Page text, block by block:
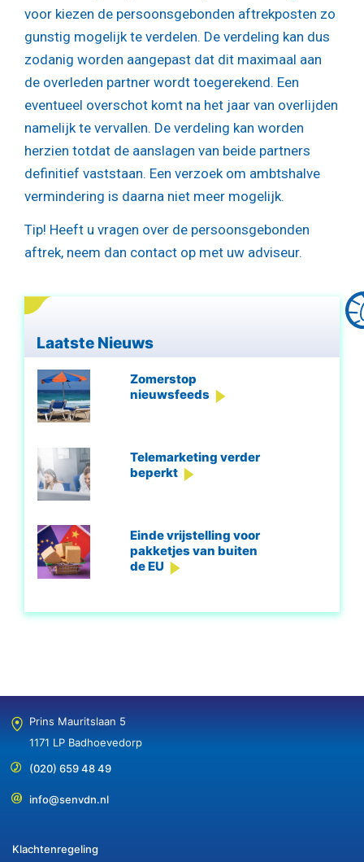
voor kiezen de persoonsgebonden aftrekposten zo
gunstig mogelijk te verdelen. De verdeling kan dus
zodanig worden aangepast dat dit maximaal aan
de overleden partner wordt toegerekend. Een
eventueel overschot komt na het jaar van overlijden
namelijk te vervallen. De verdeling kan worden
herzien totdat de aanslagen van beide partners
definitief vaststaan. Een verzoek om ambtshalve
vermindering is daarna niet meer mogelijk.
Tip! Heeft u vragen over de persoonsgebonden
aftrek, neem dan contact op met uw adviseur.
Laatste Nieuws
Zomerstop
nieuwsfeeds
Telemarketing verder
beperkt
Einde vrijstelling voor
pakketjes van buiten
de EU
Prins Mauritslaan 5
1171 LP Badhoevedorp
(020) 659 48 49
info@senvdn.nl
Klachtenregeling